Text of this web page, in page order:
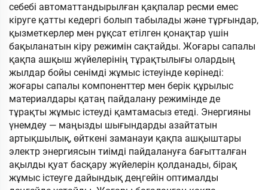
себебі автоматтандырылған қақпалар ресми емес
кіруге қатты кедергі болып табылады және тұрғындар,
қызметкерлер мен рұқсат етілген қонақтар үшін
бақыланатын кіру режимін сақтайды. Жоғары сапалы
қақпа ашқыш жүйелерінің тұрақтылығы олардың
жылдар бойы сенімді жұмыс істеуінде көрінеді:
жоғары сапалы компоненттер мен берік құрылыс
материалдары қатаң пайдалану режимінде де
тұрақты жұмыс істеуді қамтамасыз етеді. Энергияны
үнемдеу — маңызды шығындарды азайтатын
артықшылық, өйткені заманауи қақпа ашқыштары
электр энергиясын тиімді пайдалануға бағытталған
ақылды қуат басқару жүйелерін қолданады, бірақ
жұмыс істеуге дайындық деңгейін оптималды